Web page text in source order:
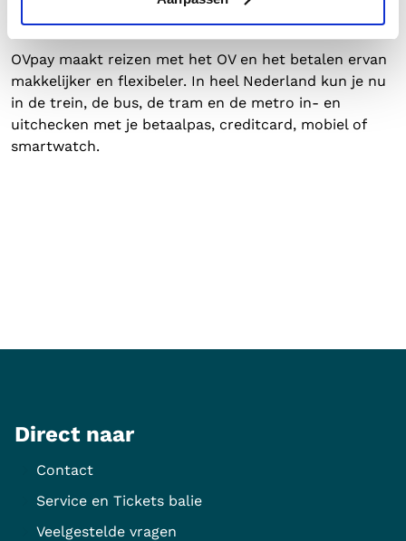
zoals jij wilt
OVpay maakt reizen met het OV en het betalen ervan
makkelijker en flexibeler. In heel Nederland kun je nu
in de trein, de bus, de tram en de metro in- en
uitchecken met je betaalpas, creditcard, mobiel of
smartwatch.
Direct naar
Contact
Service en Tickets balie
Veelgestelde vragen
Store en social